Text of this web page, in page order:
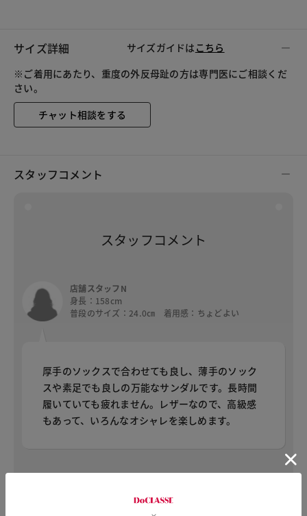
サイズ詳細 サイズガイドは こちら
※ご着用にあたり、重度の外反母趾の方は専門医にご相談くだ
さい。
チャット相談をする
スタッフコメント
スタッフコメント
店舗スタッフN
身長：158cm
普段のサイズ：24.0㎝ 着用感：ちょどよい
厚手のソックスで合わせても良し、薄手のソック
スや素足でも良しの万能なサンダルです。長時間
履いていても疲れません。レザーなので、高級感
もあって、いろんなオシャレを楽しめます。